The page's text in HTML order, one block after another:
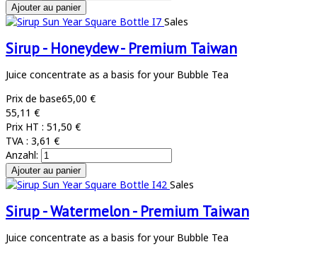
Sales
Sirup - Honeydew - Premium Taiwan
Juice concentrate as a basis for your Bubble Tea
Prix de base65,00 €
55,11 €
Prix HT : 51,50 €
TVA : 3,61 €
Anzahl:
Sales
Sirup - Watermelon - Premium Taiwan
Juice concentrate as a basis for your Bubble Tea